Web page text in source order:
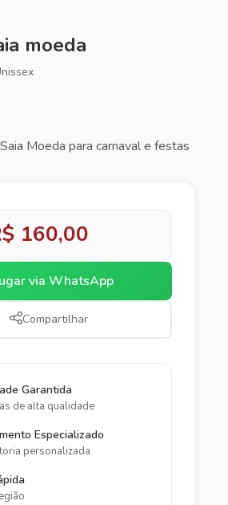
moeda
Moeda para carnaval e festas
160,00
via WhatsApp
Compartilhar
Garantida
de alta qualidade
Especializado
personalizada